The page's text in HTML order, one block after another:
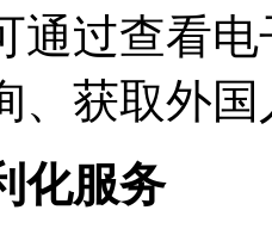
通过查看
、获取外
化服务